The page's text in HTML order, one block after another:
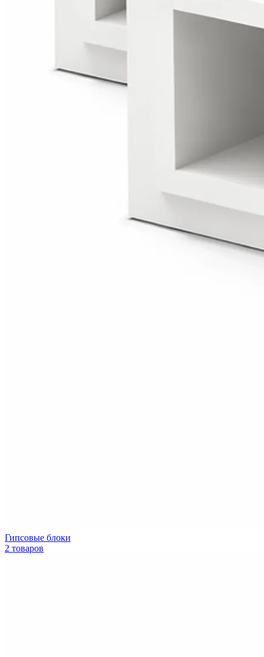
Гипсовые блоки
2 товаров